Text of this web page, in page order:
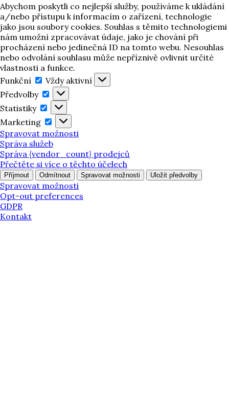
Abychom poskytli co nejlepší služby, používáme k ukládání
a/nebo přístupu k informacím o zařízení, technologie
jako jsou soubory cookies. Souhlas s těmito technologiemi
nám umožní zpracovávat údaje, jako je chování při
procházení nebo jedinečná ID na tomto webu. Nesouhlas
nebo odvolání souhlasu může nepříznivě ovlivnit určité
vlastnosti a funkce.
Funkční
Funkční
Vždy aktivní
Předvolby
Předvolby
Statistiky
Statistiky
Marketing
Marketing
Spravovat možnosti
Správa služeb
Správa {vendor_count} prodejců
Přečtěte si více o těchto účelech
Příjmout Odmítnout Spravovat možnosti Uložit předvolby
Spravovat možnosti
Opt-out preferences
GDPR
Kontakt